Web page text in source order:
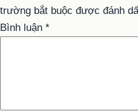
trường bắt buộc được đánh
Bình luận *